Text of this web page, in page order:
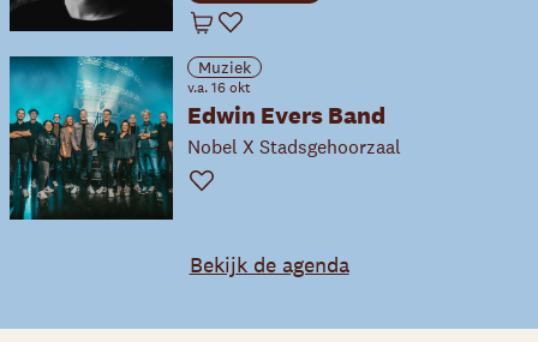
Winkelwagen
Favoriet
Muziek
v.a. 16 okt
Edwin Evers Band
Nobel X Stadsgehoorzaal
Favoriet
Bekijk de agenda